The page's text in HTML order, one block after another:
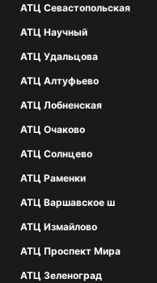
АТЦ Севастопольская
АТЦ Научный
АТЦ Удальцова
АТЦ Алтуфьево
АТЦ Лобненская
АТЦ Очаково
АТЦ Солнцево
АТЦ Раменки
АТЦ Варшавское ш
АТЦ Измайлово
АТЦ Проспект Мира
АТЦ Зеленоград